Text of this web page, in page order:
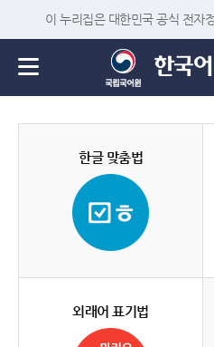
이 누리집은 대한민국 공식 전자
한글 맞춤법
외래어 표기법